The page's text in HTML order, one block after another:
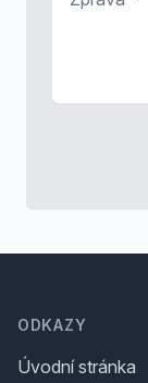
ODKAZY
Úvodní stránka